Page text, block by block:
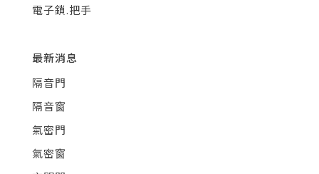
電子鎖.把手
最新消息
隔音門
隔音窗
氣密門
氣密窗